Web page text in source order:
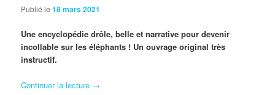
Publié le18 mars 2021
Une encyclopédie drôle, belle et narrative pour devenir
incollable sur les éléphants ! Un ouvrage original très
instructif.
Continuer la lecture →